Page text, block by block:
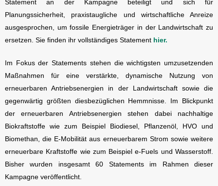
Statement an der Kampagne beteiligt und sich für
Planungssicherheit, praxistaugliche und wirtschaftliche Anreize
ausgesprochen, um fossile Energieträger in der Landwirtschaft zu
ersetzen. Sie finden ihr vollständiges Statement hier.
Im Fokus der Statements stehen die wichtigsten umzusetzenden
Maßnahmen für eine verstärkte, dynamische Nutzung von
erneuerbaren Antriebsenergien in der Landwirtschaft sowie die
gegenwärtig größten diesbezüglichen Hemmnisse. Im Blickpunkt
der erneuerbaren Antriebsenergien stehen dabei nachhaltige
Biokraftstoffe wie zum Beispiel Biodiesel, Pflanzenöl, HVO und
Biomethan, die E-Mobilität aus erneuerbarem Strom sowie weitere
erneuerbare Kraftstoffe wie zum Beispiel e-Fuels und Wasserstoff.
Bisher wurden insgesamt 60 Statements im Rahmen dieser
Kampagne veröffentlicht.